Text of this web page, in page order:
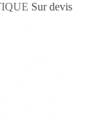
Sur devis